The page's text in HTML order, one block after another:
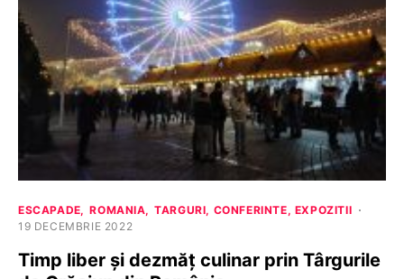
ESCAPADE ROMANIA
TARGURI, CONFERINTE, EXPOZITII
19 DECEMBRIE 2022
Timp liber și dezmăț culinar prin Târgurile